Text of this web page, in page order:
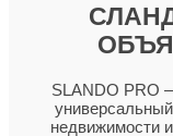
SLANDO PRO
недвижимости